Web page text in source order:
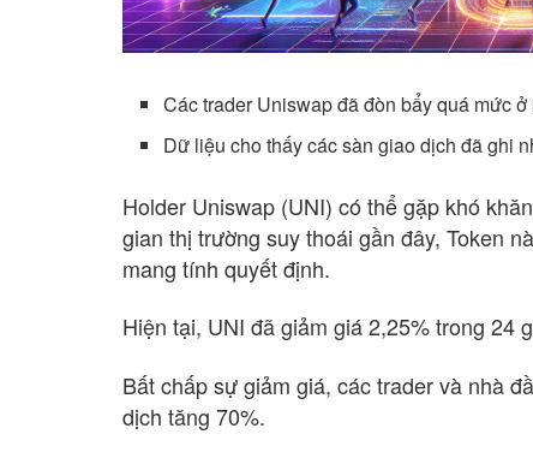
Các trader Uniswap đã đòn bẩy quá mức
Dữ liệu cho thấy các sàn giao dịch đã ghi
Holder Uniswap (UNI) có thể gặp khó
gian thị trường suy thoái gần đây, Token
mang tính quyết định.
Hiện tại, UNI đã giảm giá 2,25% trong 24
Bất chấp sự giảm giá, các trader và nhà
dịch tăng 70%.